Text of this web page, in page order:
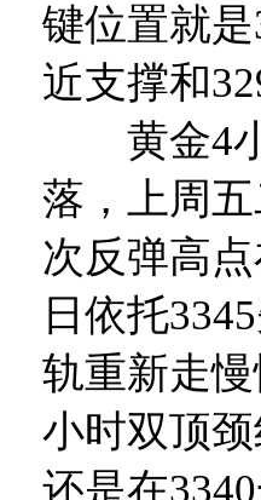
键位置就
近支撑和
黄金4小
落，上周
次反弹高
日依托
轨重新走
小时双顶
还是在